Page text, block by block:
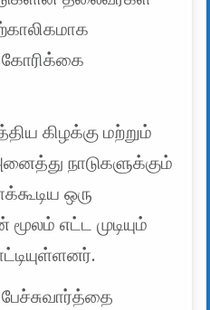
கோரிக்கை
கிழக்கு மற்றும்
நாடுகளுக்கும்
ஒரு
எட்ட முடியும்